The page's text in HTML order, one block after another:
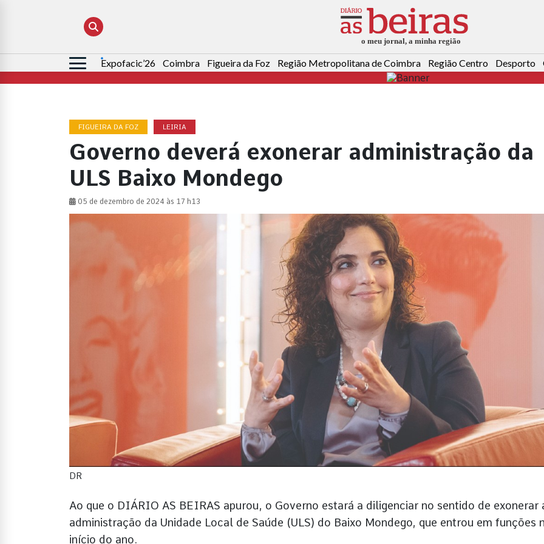
Pesquisar
por:
Expofacic’26 Coimbra Figueira da Foz Região Metropolitana de Coimbra Região Centro Desporto
FIGUEIRA DA FOZ LEIRIA
Governo deverá exonerar administração da
ULS Baixo Mondego
05 de dezembro de 2024 às 17 h13
DR
Ao que o DIÁRIO AS BEIRAS apurou, o Governo estará a diligenciar no sentido de exonerar
administração da Unidade Local de Saúde (ULS) do Baixo Mondego, que entrou em funções
início do ano.